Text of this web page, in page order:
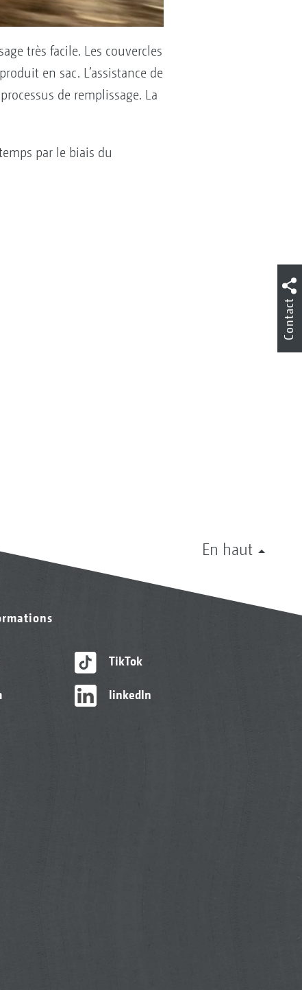
très facile. Les couvercles
en sac. L’assistance de
de remplissage. La
par le biais du
En haut
TikTok
linkedIn
Contact